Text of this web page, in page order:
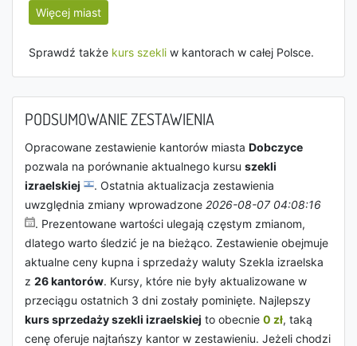
Więcej miast
Sprawdź także kurs szekli w kantorach w całej Polsce.
PODSUMOWANIE ZESTAWIENIA
Opracowane zestawienie kantorów miasta Dobczyce
pozwala na porównanie aktualnego kursu szekli
izraelskiej
. Ostatnia aktualizacja zestawienia
uwzględnia zmiany wprowadzone 2026-08-07 04:08:16
. Prezentowane wartości ulegają częstym zmianom,
dlatego warto śledzić je na bieżąco. Zestawienie obejmuje
aktualne ceny kupna i sprzedaży waluty Szekla izraelska
z 26 kantorów. Kursy, które nie były aktualizowane w
przeciągu ostatnich 3 dni zostały pominięte. Najlepszy
kurs sprzedaży szekli izraelskiej to obecnie 0 zł, taką
cenę oferuje najtańszy kantor w zestawieniu. Jeżeli chodzi